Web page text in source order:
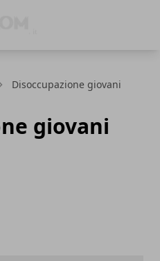
Disoccupazione giovani
giovani